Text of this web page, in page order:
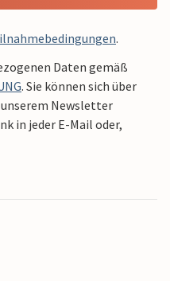
.
Daten gemäß
. Sie können sich über
Newsletter
in jeder E-Mail oder,